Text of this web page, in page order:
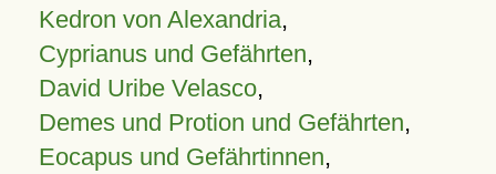
Kedron von Alexandria,
Cyprianus und Gefährten,
David Uribe Velasco,
Demes und Protion und Gefährten,
Eocapus und Gefährtinnen,